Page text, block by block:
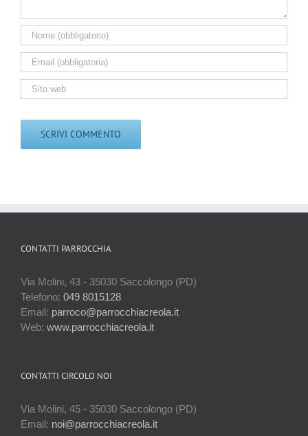
CONTATTI PARROCCHIA
Via Molini, 43 - 35030 Saccolongo (PD)
Telefono: 049 8015128
Email: parroco@parrocchiacreola.it
Web: www.parrocchiacreola.it
CONTATTI CIRCOLO NOI
Via Molini, 45 - 35030 Saccolongo (PD)
Email: noi@parrocchiacreola.it